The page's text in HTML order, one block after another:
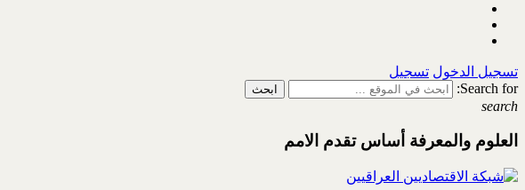
تسجيل الدخول تسجيل
Search for:
search
العلوم والمعرفة أساس تقدم الامم